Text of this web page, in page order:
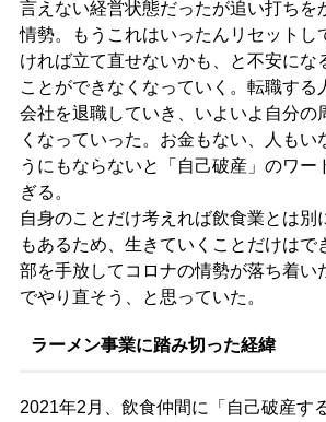
言えない経営状態だったが追い打ちを
情勢。もうこれはいったんリセットし
ければ立て直せないかも、と不安にな
ことができなくなっていく。転職する
会社を退職していき、いよいよ自分の
くなっていった。お金もない、人もい
うにもならないと「自己破産」のワー
ぎる。
自身のことだけ考えれば飲食業とは別
もあるため、生きていくことだけはで
部を手放してコロナの情勢が落ち着い
でやり直そう、と思っていた。
ラーメン事業に踏み切った経緯
2021年2月、飲食仲間に「自己破産す